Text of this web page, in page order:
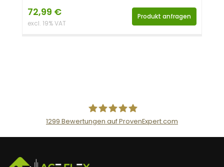
72,99 €
excl. 19% VAT
Produkt anfragen
AceFlex GmbH
1299 Bewertungen auf ProvenExpert.com